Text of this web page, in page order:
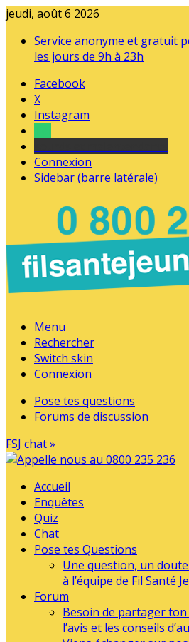
jeudi, août 6 2026
Service anonyme et gratuit
les jours de 9h à 23h
Facebook
X
Instagram
Connexion
Sidebar (barre latérale)
Menu
Rechercher
Switch skin
Connexion
Pose tes questions
Forums de discussion
FSJ chat »
Accueil
Enquêtes
Quiz
Chat
Pose tes Questions
Une question, un
à l’équipe de Fil Santé
Forum
Besoin de partager
l’avis et les conseils